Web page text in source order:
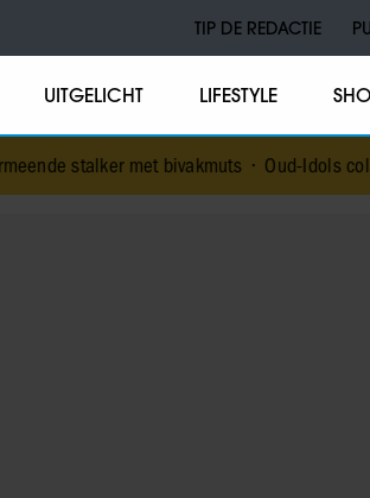
TIP DE REDACTIE
UITGELICHT LIFESTYLE
bivakmuts•Oud-Idols collega’s en Jim